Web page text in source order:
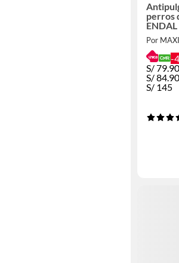
perros
ENDAL
Por
-
S/
S/
S/ 145